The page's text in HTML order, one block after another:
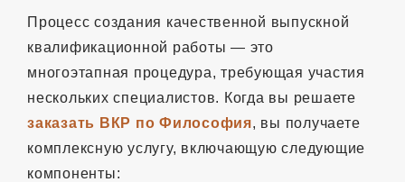
Процесс создания качественной выпускной
квалификационной работы — это
многоэтапная процедура, требующая участия
нескольких специалистов. Когда вы решаете
заказать ВКР по Философия, вы получаете
комплексную услугу, включающую следующие
компоненты: